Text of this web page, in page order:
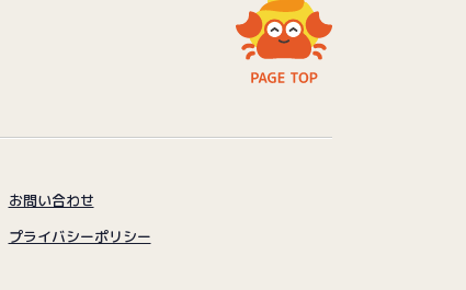
お問い合わせ
プライバシーポリシー